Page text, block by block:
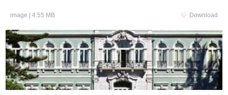
image 4.55 MB Download